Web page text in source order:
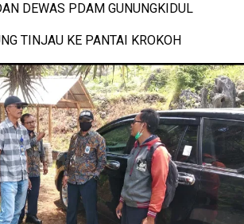
DEWAS PDAM GUNUNGKIDUL
TINJAU KE PANTAI KROKOH